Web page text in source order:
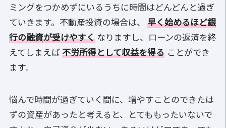
ミングをつかめずにいるうちに時間はどんどんと過ぎ
ていきます。不動産投資の場合は、
早く始めるほど銀
行の融資が受けやすく なりますし、ローンの返済を終
えてしまえば不労所得として収益を得る ことができ
ます。
悩んで時間が過ぎていく間に、増やすことのできたは
ずの資産があったと考えると、とてももったいないで